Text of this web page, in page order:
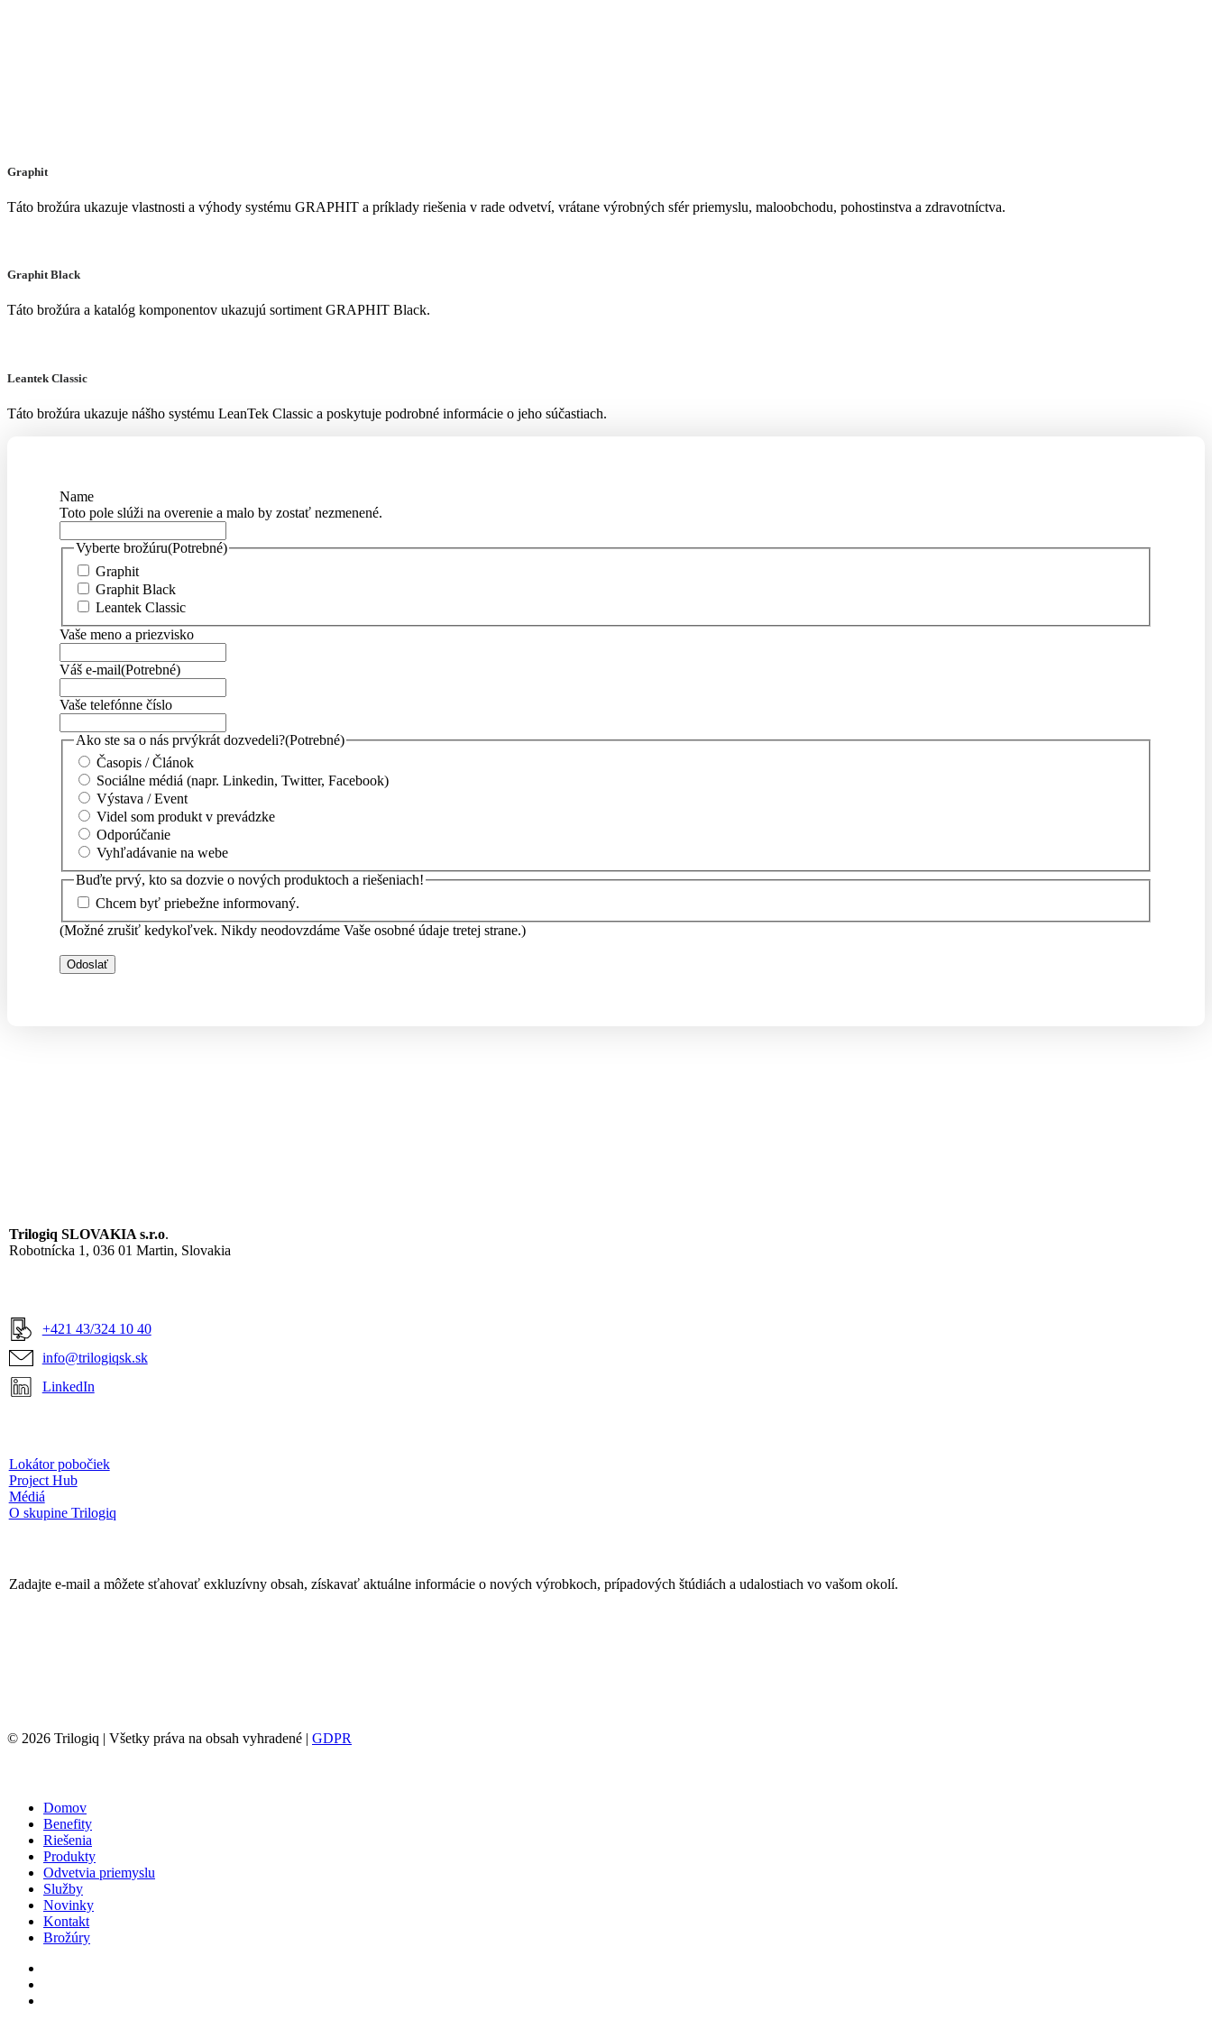
Graphit
Táto brožúra ukazuje vlastnosti a výhody systému GRAPHIT a príklady riešenia v rade odvetví, vrátane výrobných sfér priemyslu, maloobchodu, pohostinstva a zdravotníctva.
Graphit Black
Táto brožúra a katalóg komponentov ukazujú sortiment GRAPHIT Black.
Leantek Classic
Táto brožúra ukazuje nášho systému LeanTek Classic a poskytuje podrobné informácie o jeho súčastiach.
Name
Toto pole slúži na overenie a malo by zostať nezmenené.
Vyberte brožúru(Potrebné)
Graphit
Graphit Black
Leantek Classic
Vaše meno a priezvisko
Váš e-mail(Potrebné)
Vaše telefónne číslo
Ako ste sa o nás prvýkrát dozvedeli?(Potrebné)
Časopis / Článok
Sociálne médiá (napr. Linkedin, Twitter, Facebook)
Výstava / Event
Videl som produkt v prevádzke
Odporúčanie
Vyhľadávanie na webe
Buďte prvý, kto sa dozvie o nových produktoch a riešeniach!
Chcem byť priebežne informovaný.
(Možné zrušiť kedykoľvek. Nikdy neodovzdáme Vaše osobné údaje tretej strane.)
Trilogiq SLOVAKIA s.r.o.
Robotnícka 1, 036 01 Martin, Slovakia
+421 43/324 10 40
info@trilogiqsk.sk
LinkedIn
Lokátor pobočiek
Project Hub
Médiá
O skupine Trilogiq
Zadajte e-mail a môžete sťahovať exkluzívny obsah, získavať aktuálne informácie o nových výrobkoch, prípadových štúdiách a udalostiach vo vašom okolí.
© 2026 Trilogiq | Všetky práva na obsah vyhradené | GDPR
Close
Menu
Domov
Benefity
Riešenia
Produkty
Odvetvia priemyslu
Služby
Novinky
Kontakt
Brožúry